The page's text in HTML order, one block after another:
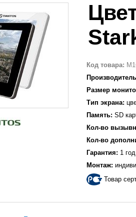
Код товара:
Размер
Тип экрана:
Память: SD
Кол-во
Кол-во
Гарантия: 1 год
Монтаж:
Товар